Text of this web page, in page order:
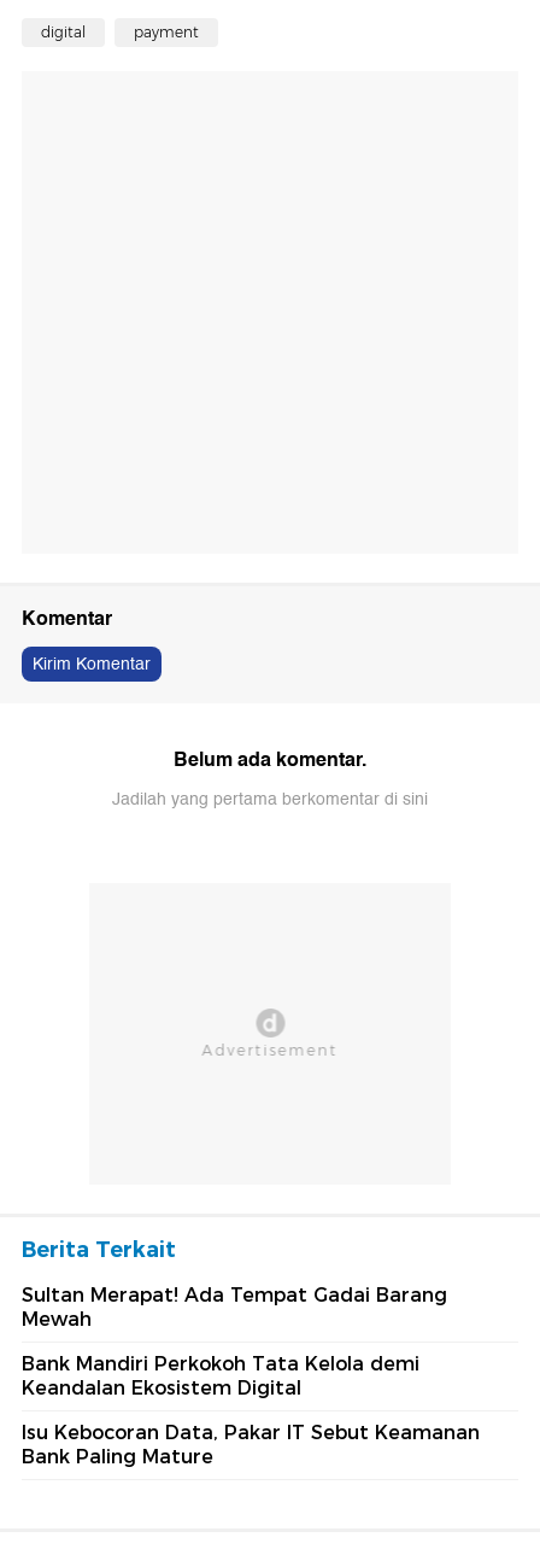
digital payment
Komentar
Kirim Komentar
Belum ada komentar.
Jadilah yang pertama berkomentar di sini
Berita Terkait
Sultan Merapat! Ada Tempat Gadai Barang
Mewah
Bank Mandiri Perkokoh Tata Kelola demi
Keandalan Ekosistem Digital
Isu Kebocoran Data, Pakar IT Sebut Keamanan
Bank Paling Mature